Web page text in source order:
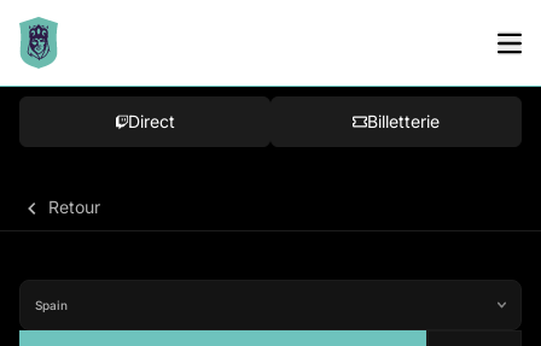
Direct Billetterie
Retour